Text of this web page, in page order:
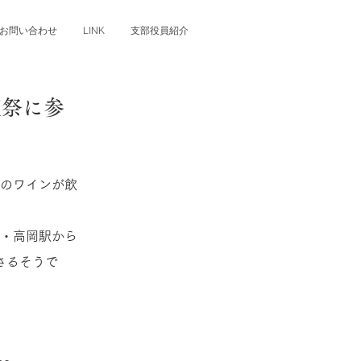
お問い合わせ LINK 支部役員紹介
に参
ワインが飲
高岡駅から
るそうで